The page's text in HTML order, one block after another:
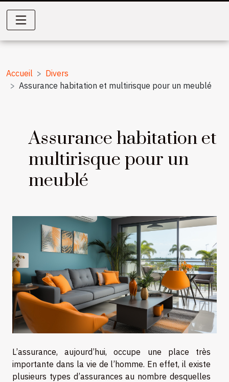
Accueil
Divers
Assurance habitation et multirisque pour un meublé
Assurance habitation et
multirisque pour un
meublé
L’assurance, aujourd’hui, occupe une place très
importante dans la vie de l’homme. En effet, il existe
plusieurs types d’assurances au nombre desquelles